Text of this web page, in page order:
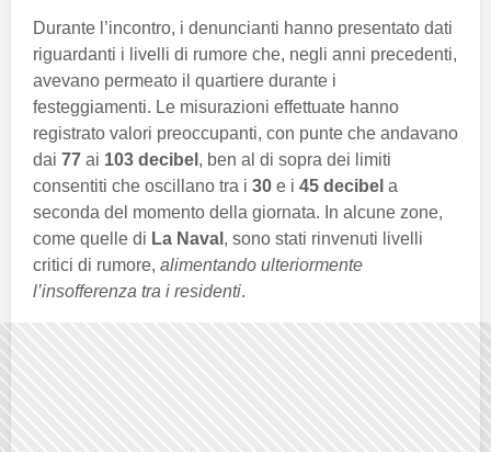
Durante l’incontro, i denuncianti hanno presentato dati
riguardanti i livelli di rumore che, negli anni precedenti,
avevano permeato il quartiere durante i
festeggiamenti. Le misurazioni effettuate hanno
registrato valori preoccupanti, con punte che andavano
dai 77 ai 103 decibel , ben al di sopra dei limiti
consentiti che oscillano tra i 30 e i 45 decibel a
seconda del momento della giornata. In alcune zone,
come quelle di La Naval , sono stati rinvenuti livelli
critici di rumore, alimentando ulteriormente
l’insofferenza tra i residenti.